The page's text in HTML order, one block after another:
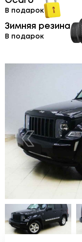
В подарок
Зимняя резина
В подарок